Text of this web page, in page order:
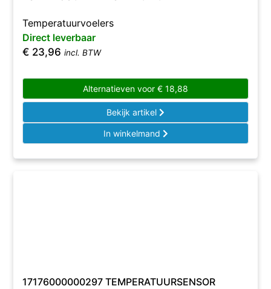
Temperatuurvoelers
Direct leverbaar
€ 23,96 incl. BTW
Alternatieven voor € 18,88
Bekijk artikel
In winkelmand
17176000000297 TEMPERATUURSENSOR